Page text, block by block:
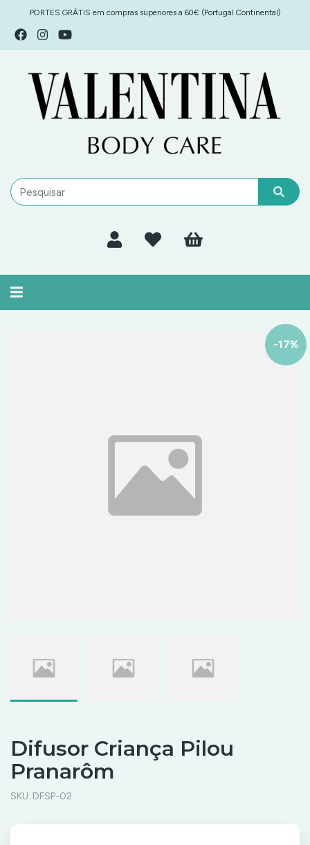
PORTES GRÁTIS em compras superiores a 60€ (Portugal Continental)
Alternar
-17%
Difusor Criança Pilou
Pranarôm
SKU: DFSP-02